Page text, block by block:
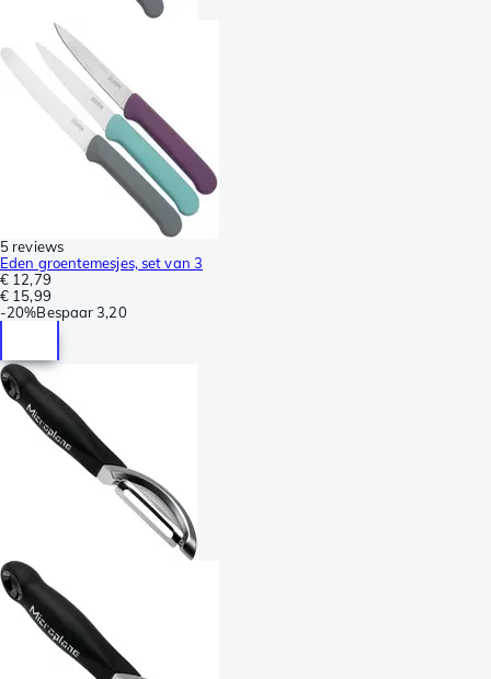
5 reviews
Eden groentemesjes, set van 3
€ 12,79
€ 15,99
-20%Bespaar 3,20